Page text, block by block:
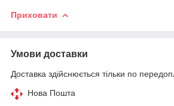
Приховати
Умови доставки
Доставка здійснюється тільки по
Нова Пошта